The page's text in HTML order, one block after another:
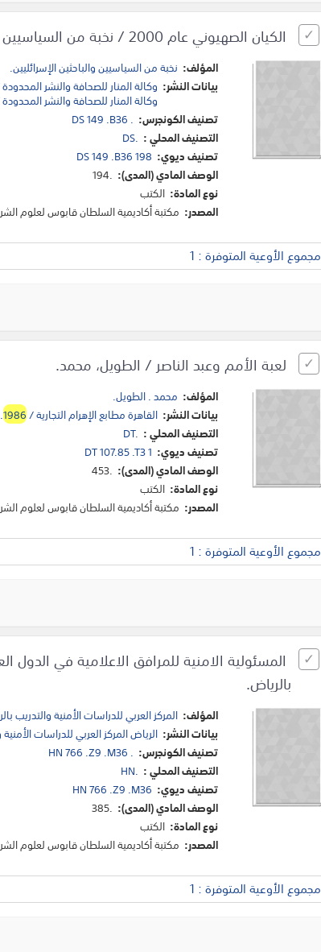
الكيان الصهيوني عام 2000 / نخبة من السياسيين والباحثين الإسرائليين.
المؤلف: نخبة من السياسيين والباحثين الإسرائليين.
بيانات النشر: وكالة المنار للصحافة والنشر
وكالة المنار للصحافة والنشر
تصنيف الكونجرس: DS 149 .B36 .
التصنيف المحلي : DS.
تصنيف ديوي: DS 149 .B36 198
الوصف المادي (المدى): 194.
نوع المادة: الكتب
المصدر: مكتبة أكاديمية السلطان قابوس لعلوم
مجموع الأوعية المتوفرة : 1
لعبة الأمم وعبد الناصر / الطويل، محمد.
المؤلف: محمد . الطويل.
بيانات النشر: القاهرة مطابع الإهرام التجارية /1986
.
التصنيف المحلي : DT.
تصنيف ديوي: DT 107.85 .T3 1
الوصف المادي (المدى): 453.
نوع المادة: الكتب
المصدر: مكتبة أكاديمية السلطان قابوس لعلوم
مجموع الأوعية المتوفرة : 1
المسئولية الامنية للمرافق الاعلامية في الدول
بالرياض.
المؤلف: المركز العربي للدراسات الأمنية والتدريب
بيانات النشر: الرياض المركز العربي للدراسات
تصنيف الكونجرس: HN 766 .Z9 .M36 .
التصنيف المحلي : HN.
تصنيف ديوي: HN 766 .Z9 .M36
الوصف المادي (المدى): 385.
نوع المادة: الكتب
المصدر: مكتبة أكاديمية السلطان قابوس لعلوم
مجموع الأوعية المتوفرة : 1